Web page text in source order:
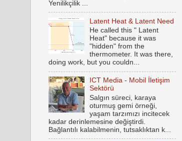
Yenilikçilik ...
Latent Heat & Latent Need
He called this " Latent
Heat" because it was
"hidden" from the
thermometer. It was there,
doing work, but you couldn...
ICT Media - Mobil İletişim
Sektörü
Salgın süreci, karaya
oturmuş gemi örneği,
yaşam tarzımızı incitecek
kadar derinlemesine değiştirdi.
Bağlantılı kalabilmenin, tutsaklıktan k...